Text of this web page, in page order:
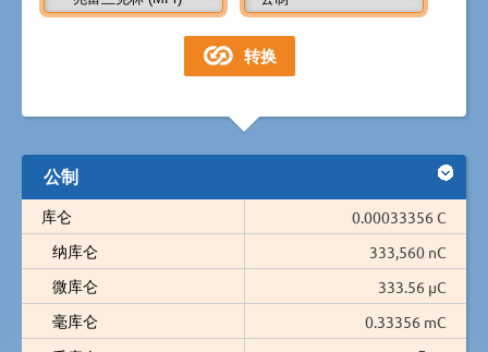
公制
库仑
0.00033356 C
纳库仑
333,560 nC
微库仑
333.56 µC
毫库仑
0.33356 mC